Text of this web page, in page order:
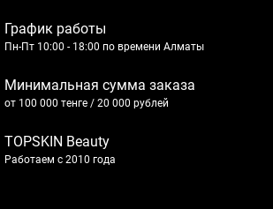
График работы
Пн-Пт 10:00 - 18:00 по времени Алматы
Минимальная сумма заказа
от 100 000 тенге / 20 000 рублей
TOPSKIN Beauty
Работаем с 2010 года